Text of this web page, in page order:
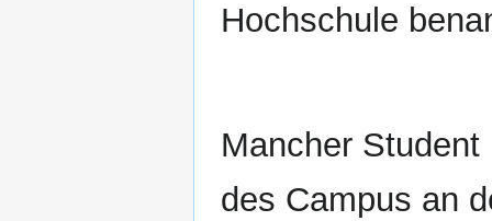
Hochschule
Mancher
des Campus an